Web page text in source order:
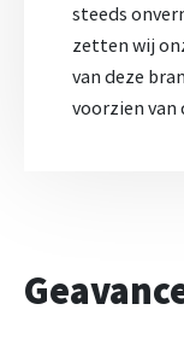
steeds
zetten wij
van deze
voorzien van